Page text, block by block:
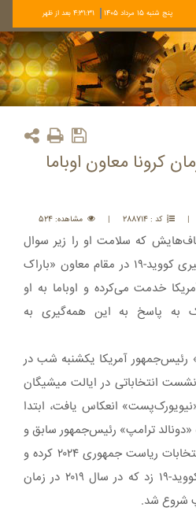
پنج شنبه 15 مرداد 1405 4:31:32 بعد از ظهر
کرونا معاون اوباما
| کد : 288714 | مشاهده: 524
که سلامت او را زیر سوال
برده‌اند، گفت در زمان همه‌گیری کووید-۱۹ در مقام معاون «باراک
خدمت می‌کرده و اوباما به او
به پاسخ به این همه‌گیری به
رئیس‌جمهور آمریکا یکشنبه شب در
انتخاباتی در ایالت میشیگان
انعکاس یافت، ابتدا
«دونالد ترامپ» رئیس‌جمهور سابق و
رقیب جمهوری‌خواهش در انتخابات ریاست جمهوری ۲۰۲۴ کرده و
سپس گریزی به همه‌گیری کووید-۱۹ زد که در سال ۲۰۱۹ در زمان
شروع شد.